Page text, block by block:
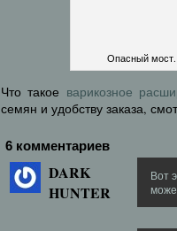
Опасный мост.
Что такое варикозное
семян и удобству заказа,
6 комментариев
DARK
HUNTER
Вот